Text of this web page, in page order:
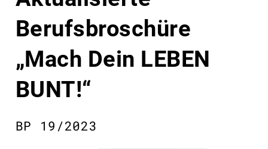
Berufsbroschüre
„Mach Dein LEBEN
BUNT!“
BP 19/2023